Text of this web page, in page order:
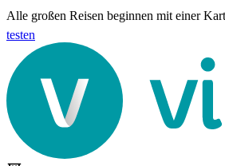
Alle großen Reisen beginnen mit einer
testen